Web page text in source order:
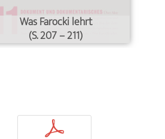
Was Farocki lehrt
(S. 207 – 211)
p